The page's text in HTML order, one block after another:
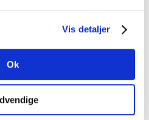
Vis detaljer
Ok